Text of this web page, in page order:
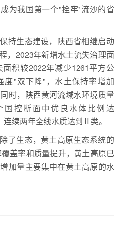
为我国第一个"拴牢"流沙的省
生态建设，陕西省相继启动
，2023年新增水土流失治理面
积较2022年减少1261平方公
度"双下降"，水土保持率增加
时，陕西黄河流域水环境质量
控断面中优良水体比例达
续两年全线水质达到Ⅱ类。
生态，黄土高原生态系统的
盖率和质量提升，黄土高原已
增加量主要集中在黄土高原的水